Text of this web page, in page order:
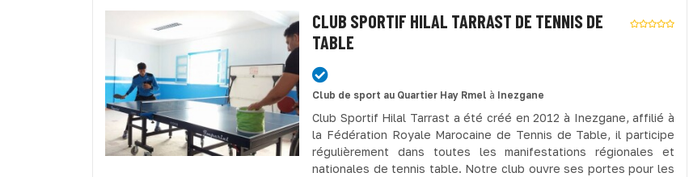
CLUB SPORTIF HILAL TARRAST DE TENNIS DE
TABLE
Club de sport au Quartier Hay Rmel à Inezgane
Club Sportif Hilal Tarrast a été créé en 2012 à Inezgane, affilié à
la Fédération Royale Marocaine de Tennis de Table, il participe
régulièrement dans toutes les manifestations régionales et
nationales de tennis table. Notre club ouvre ses portes pour les